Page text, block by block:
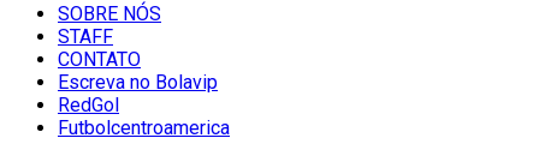
SOBRE NÓS
STAFF
CONTATO
Escreva no Bolavip
RedGol
Futbolcentroamerica